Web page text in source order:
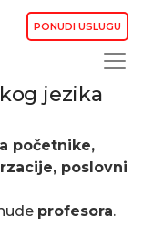
PONUDI USLUGU
jezika
početnike,
poslovni
profesora.